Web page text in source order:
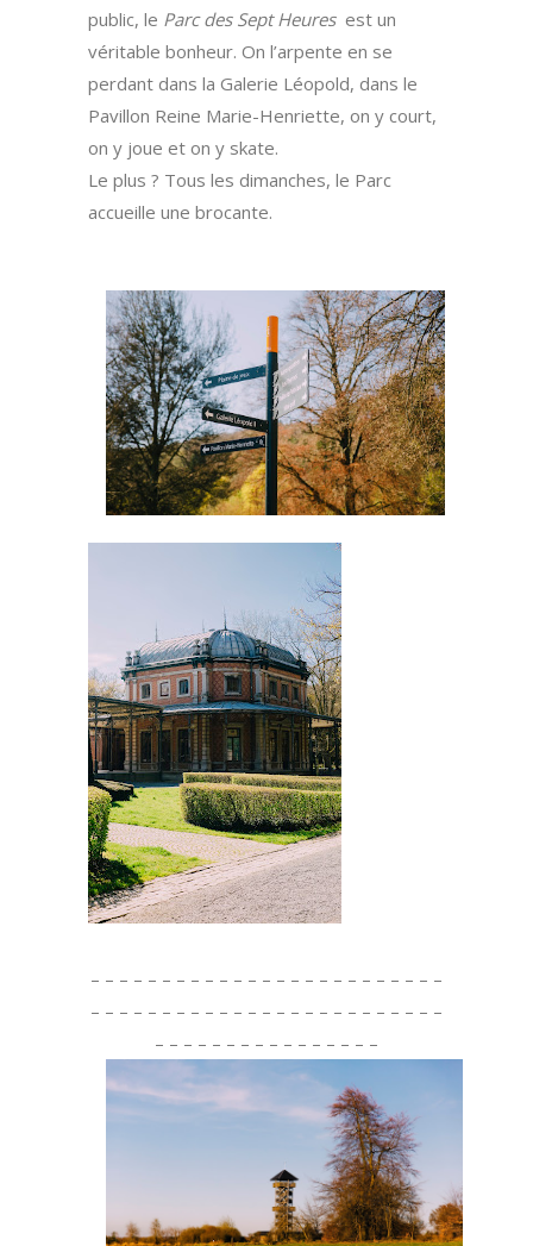
public, le Parc des Sept Heures est un
véritable bonheur. On l’arpente en se
perdant dans la Galerie Léopold, dans le
Pavillon Reine Marie-Henriette, on y court,
on y joue et on y skate.
Le plus ? Tous les dimanches, le Parc
accueille une brocante.
– – – – – – – – – – – – – – – – – – – – – – – – –
– – – – – – – – – – – – – – – – – – – – – – – – –
– – – – – – – – – – – – – – – –